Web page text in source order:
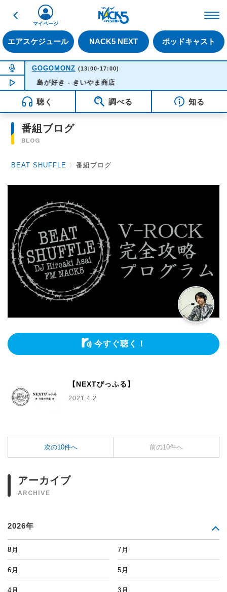
戻る
エアスケジュール NACK5 NEXT ポッドキャスト
マイページ
NOW ON AIR
GOGOMONZ (13:00-17:00)
NOW PLAYING15:57
島が好き - きいやま商店
聴く 調べる 知る
番組ブログ
BLOG
BEAT SHUFFLE 〉番組ブログ
今すぐ聴く！
【NEXTびっふる】
2021.4.2
次の10件へ 前の10件へ
アーカイブ
ARCHIVE
2026年
8月 7月
6月 5月
4月 3月